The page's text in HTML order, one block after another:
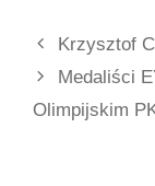
Krzysztof
Medaliści
Olimpijskim